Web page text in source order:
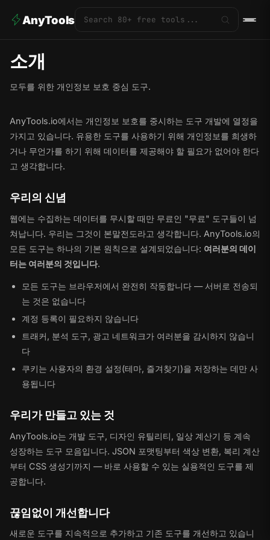
AnyTools
소개
모두를 위한 개인정보 보호 중심 도구.
AnyTools.io에서는 개인정보 보호를 중시하는 도구 개발에 열정을
가지고 있습니다. 유용한 도구를 사용하기 위해 개인정보를 희생하
거나 무언가를 하기 위해 데이터를 제공해야 할 필요가 없어야 한다
고 생각합니다.
우리의 신념
웹에는 수집하는 데이터를 무시할 때만 무료인 "무료" 도구들이 넘
쳐납니다. 우리는 그것이 본말전도라고 생각합니다. AnyTools.io의
모든 도구는 하나의 기본 원칙으로 설계되었습니다: 여러분의 데이
터는 여러분의 것입니다.
모든 도구는 브라우저에서 완전히 작동합니다 — 서버로 전송되
는 것은 없습니다
계정 등록이 필요하지 않습니다
트래커, 분석 도구, 광고 네트워크가 여러분을 감시하지 않습니
다
쿠키는 사용자의 환경 설정(테마, 즐겨찾기)을 저장하는 데만 사
용됩니다
우리가 만들고 있는 것
AnyTools.io는 개발 도구, 디자인 유틸리티, 일상 계산기 등 계속
성장하는 도구 모음입니다. JSON 포맷팅부터 색상 변환, 복리 계산
부터 CSS 생성기까지 — 바로 사용할 수 있는 실용적인 도구를 제
공합니다.
끊임없이 개선합니다
새로운 도구를 지속적으로 추가하고 기존 도구를 개선하고 있습니